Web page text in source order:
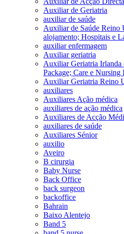
Auxiliar de Geriatria
auxiliar de saúde
Auxiliar de Saúde Reino
alojamento; Hospitais e
auxiliar enfermagem
Auxiliar geriatria
Auxiliar Geriatria Irlanda
Package; Care e Nursing
Auxiliar Geriatria Reino
auxiliares
Auxiliares Ação médica
auxiliares de ação médica
Auxiliares de Acção
auxiliares de saúde
Auxiliares Sénior
auxilio
Aveiro
B cirurgia
Baby Nurse
Back Office
back surgeon
backoffice
Bahrain
Baixo Alentejo
Band 5